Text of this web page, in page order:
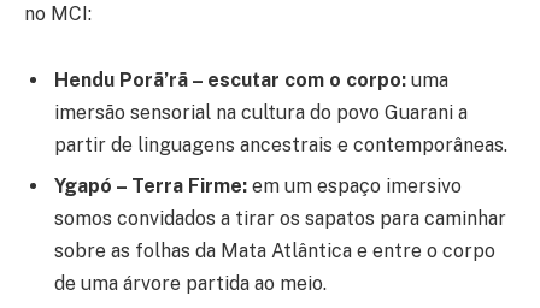
no MCI:
Hendu Porã’rã – escutar com o corpo: uma
imersão sensorial na cultura do povo Guarani a
partir de linguagens ancestrais e contemporâneas.
Ygapó – Terra Firme: em um espaço imersivo
somos convidados a tirar os sapatos para caminhar
sobre as folhas da Mata Atlântica e entre o corpo
de uma árvore partida ao meio.